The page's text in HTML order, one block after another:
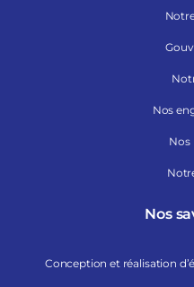
Nos
Nos
Nos
Conception et réalisation